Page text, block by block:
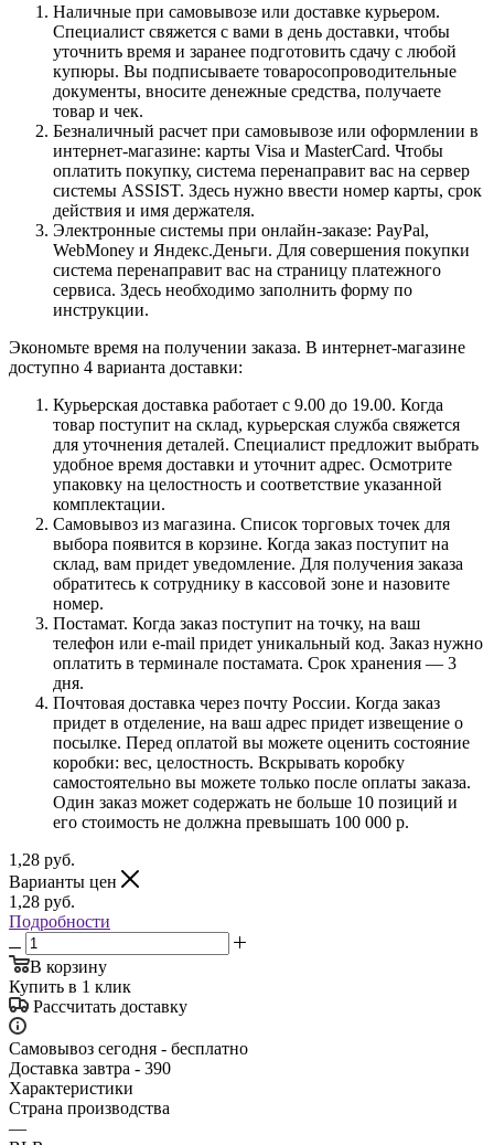
Наличные при самовывозе или доставке курьером.
Специалист свяжется с вами в день доставки, чтобы
уточнить время и заранее подготовить сдачу с любой
купюры. Вы подписываете товаросопроводительные
документы, вносите денежные средства, получаете
товар и чек.
Безналичный расчет при самовывозе или оформлении в
интернет-магазине: карты Visa и MasterCard. Чтобы
оплатить покупку, система перенаправит вас на сервер
системы ASSIST. Здесь нужно ввести номер карты, срок
действия и имя держателя.
Электронные системы при онлайн-заказе: PayPal,
WebMoney и Яндекс.Деньги. Для совершения покупки
система перенаправит вас на страницу платежного
сервиса. Здесь необходимо заполнить форму по
инструкции.
Экономьте время на получении заказа. В интернет-магазине
доступно 4 варианта доставки:
Курьерская доставка работает с 9.00 до 19.00. Когда
товар поступит на склад, курьерская служба свяжется
для уточнения деталей. Специалист предложит выбрать
удобное время доставки и уточнит адрес. Осмотрите
упаковку на целостность и соответствие указанной
комплектации.
Самовывоз из магазина. Список торговых точек для
выбора появится в корзине. Когда заказ поступит на
склад, вам придет уведомление. Для получения заказа
обратитесь к сотруднику в кассовой зоне и назовите
номер.
Постамат. Когда заказ поступит на точку, на ваш
телефон или e-mail придет уникальный код. Заказ нужно
оплатить в терминале постамата. Срок хранения — 3
дня.
Почтовая доставка через почту России. Когда заказ
придет в отделение, на ваш адрес придет извещение о
посылке. Перед оплатой вы можете оценить состояние
коробки: вес, целостность. Вскрывать коробку
самостоятельно вы можете только после оплаты заказа.
Один заказ может содержать не больше 10 позиций и
его стоимость не должна превышать 100 000 р.
1,28 руб.
Варианты цен
1,28 руб.
Подробности
В корзину
Купить в 1 клик
Рассчитать доставку
Самовывоз сегодня - бесплатно
Доставка завтра - 390
Характеристики
Страна производства
—